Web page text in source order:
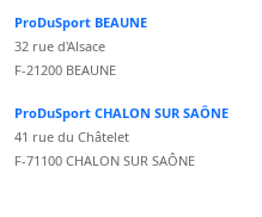
ProDuSport BEAUNE
32 rue d'Alsace
F-21200 BEAUNE
ProDuSport CHALON SUR SAÔNE
41 rue du Châtelet
F-71100 CHALON SUR SAÔNE